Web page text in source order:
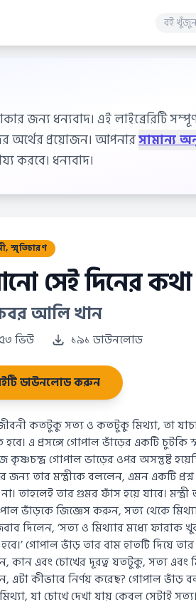
জন্য ধন্যবাদ। এই লাইব্রেরিটি
অর্থের প্রয়োজন। আপনার
করবে। ধন্যবাদ।
স্মৃতিচারণ
সেই দিনের কথা
আলি খান
ভিউ ১৯১ ডাউনলোড
ডাউনলোড করুন
কতটুকু সত্য ও কতটুকু মিথ্যা, তা
হবে। এ প্রসঙ্গে গোপাল ভাঁড়ের একটি
কৃষ্ণচন্দ্র গোপাল ভাড়ের ওপর অসন্তুষ্ট
জন্য তার মন্ত্রীকে বললেন, এমন একটি
তাহলেই তার গুমর ফাঁস হয়ে যাবে।
ভাঁড়কে জিজ্ঞেস করুন, সত্য থেকে
দিলেন, ‘সত্য ও মিথ্যার মধ্যে
গোপাল ভাঁড় তার বাম হাতটি দিয়ে
কান এবং চোখের দূরত্ব যতটুকু, সত্য এবং
এটা কীভাবে নির্ণয় করেছ? গোপাল ভাঁড়
যা চোখে দেখা যায় কেবল সেটাই সত্য।